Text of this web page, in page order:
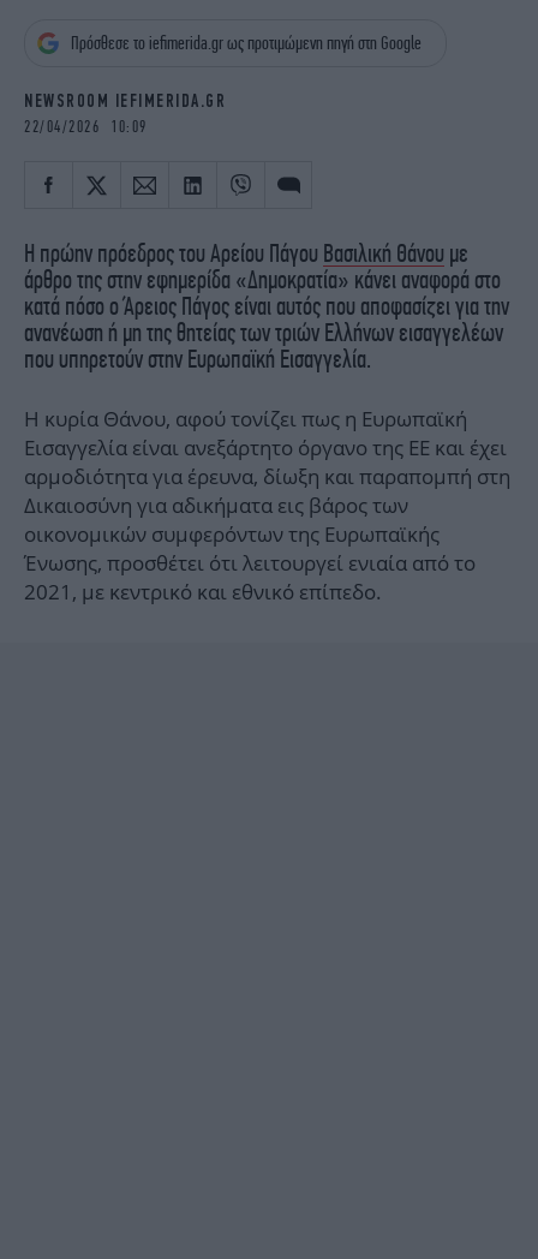
OSCARS
THE OCEAN
Πρόσθεσε το iefimerida.gr ως προτιμώμενη πηγή στη Google
NEWSROOM IEFIMERIDA.GR
22/04/2026 10:09
Η πρώην πρόεδρος του Αρείου Πάγου Βασιλική Θάνου με
άρθρο της στην εφημερίδα «Δημοκρατία» κάνει αναφορά στο
κατά πόσο ο Άρειος Πάγος είναι αυτός που αποφασίζει για την
ανανέωση ή μη της θητείας των τριών Ελλήνων εισαγγελέων
που υπηρετούν στην Ευρωπαϊκή Εισαγγελία.
Η κυρία Θάνου, αφού τονίζει πως η Ευρωπαϊκή
Εισαγγελία είναι ανεξάρτητο όργανο της ΕΕ και έχει
αρμοδιότητα για έρευνα, δίωξη και παραπομπή στη
Δικαιοσύνη για αδικήματα εις βάρος των
οικονομικών συμφερόντων της Ευρωπαϊκής
Ένωσης, προσθέτει ότι λειτουργεί ενιαία από το
2021, με κεντρικό και εθνικό επίπεδο.